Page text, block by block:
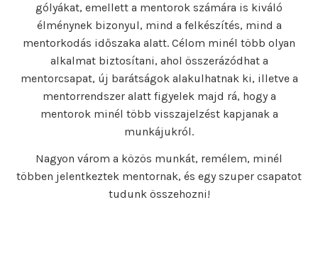
gólyákat, emellett a mentorok számára is kiváló
élménynek bizonyul, mind a felkészítés, mind a
mentorkodás időszaka alatt. Célom minél több olyan
alkalmat biztosítani, ahol összerázódhat a
mentorcsapat, új barátságok alakulhatnak ki, illetve a
mentorrendszer alatt figyelek majd rá, hogy a
mentorok minél több visszajelzést kapjanak a
munkájukról.
Nagyon várom a közös munkát, remélem, minél
többen jelentkeztek mentornak, és egy szuper csapatot
tudunk összehozni!